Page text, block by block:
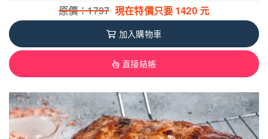
原價：1797 現在特價只要 1420元
加入購物車
直接結帳